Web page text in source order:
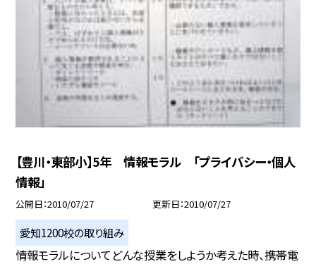
【豊川・東部小】5年 情報モラル 「プライバシー・個人
情報」
公開日 2010/07/27 更新日 2010/07/27
愛知1200校の取り組み
情報モラルについてどんな授業をしようか考えた時、携帯電